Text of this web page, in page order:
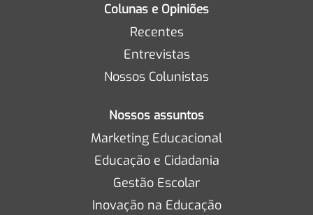
Colunas e Opiniões
Recentes
Entrevistas
Nossos Colunistas
Nossos assuntos
Marketing Educacional
Educação e Cidadania
Gestão Escolar
Inovação na Educação